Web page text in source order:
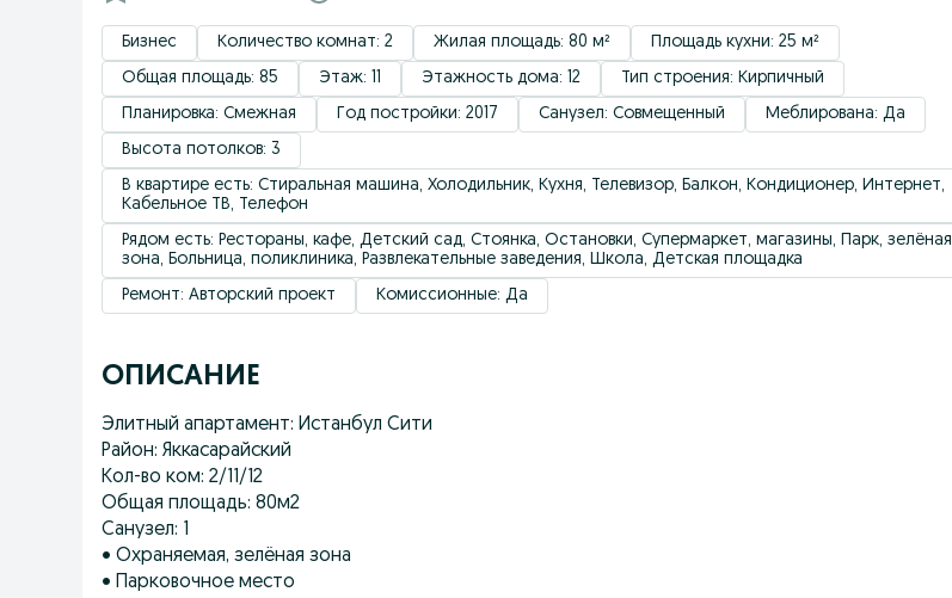
Бизнес Количество комнат: 2 Жилая площадь: 80 м²
Площадь кухни: 25 м²
Общая площадь: 85
Этаж: 11 Этажность дома: 12
Тип строения: Кирпичный
Планировка: Смежная
Год постройки: 2017 Санузел: Совмещенный
Меблирована: Да
Высота потолков: 3
В квартире есть: Стиральная машина, Холодильник, Кухня, Телевизор, Балкон, Кондиционер, Интернет,
Кабельное ТВ, Телефон
Рядом есть: Рестораны, кафе, Детский сад, Стоянка, Остановки, Супермаркет, магазины, Парк, зелёная
зона, Больница, поликлиника, Развлекательные заведения, Школа, Детская площадка
Ремонт: Авторский проект
Комиссионные: Да
ОПИСАНИЕ
Элитный апартамент: Истанбул Сити
Район: Яккасарайский
Кол-во ком: 2/11/12
Общая площадь: 80м2
Санузел: 1
• Охраняемая, зелёная зона
• Парковочное место